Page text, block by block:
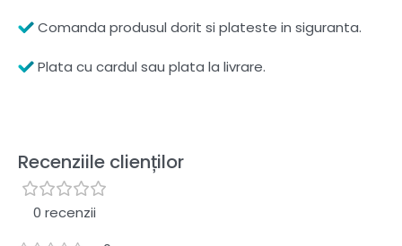
Comanda produsul dorit si plateste in siguranta.
Plata cu cardul sau plata la livrare.
Recenziile clienților
0 recenzii